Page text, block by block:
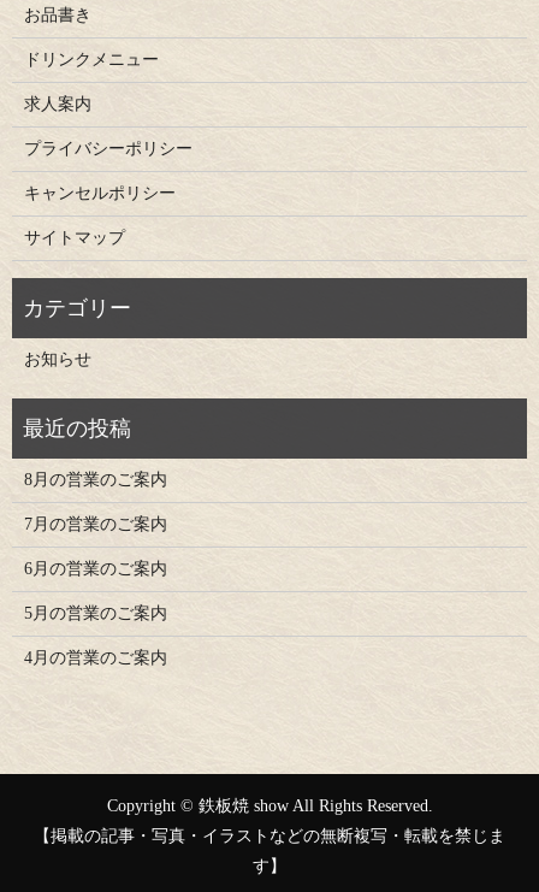
お品書き
ドリンクメニュー
求人案内
プライバシーポリシー
キャンセルポリシー
サイトマップ
お知らせ
8月の営業のご案内
7月の営業のご案内
6月の営業のご案内
5月の営業のご案内
4月の営業のご案内
Copyright © 鉄板焼 show All Rights Reserved.
【掲載の記事・写真・イラストなどの無断複写・転載を禁じま
す】